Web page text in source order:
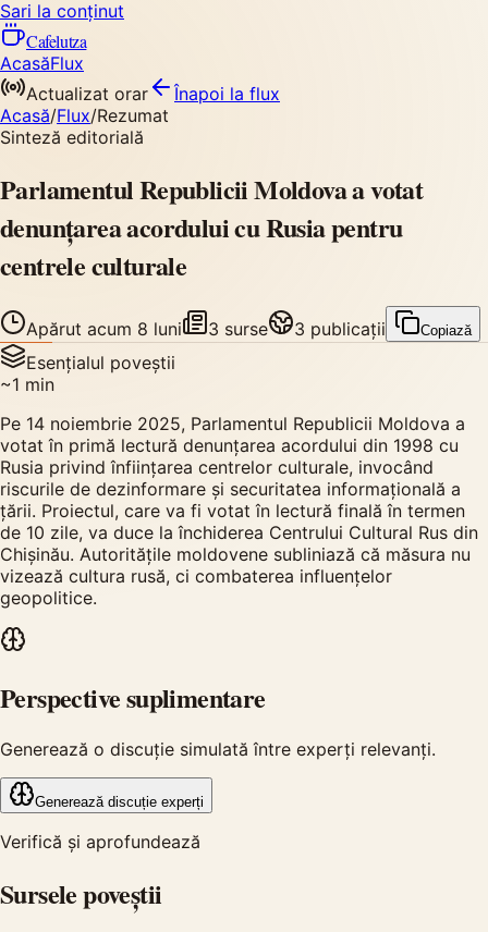
Sari la conținut
Cafelutza
AcasăFlux
Actualizat orar
Înapoi la flux
Acasă/Flux/Rezumat
Sinteză editorială
Parlamentul Republicii Moldova a votat
denunțarea acordului cu Rusia pentru
centrele culturale
Apărut acum 8 luni 3 surse 3 publicații Copiază
Esențialul poveștii
~1 min
Pe 14 noiembrie 2025, Parlamentul Republicii Moldova a
votat în primă lectură denunțarea acordului din 1998 cu
Rusia privind înființarea centrelor culturale, invocând
riscurile de dezinformare și securitatea informațională a
țării. Proiectul, care va fi votat în lectură finală în termen
de 10 zile, va duce la închiderea Centrului Cultural Rus din
Chișinău. Autoritățile moldovene subliniază că măsura nu
vizează cultura rusă, ci combaterea influențelor
geopolitice.
Perspective suplimentare
Generează o discuție simulată între experți relevanți.
Generează discuție experți
Verifică și aprofundează
Sursele poveștii